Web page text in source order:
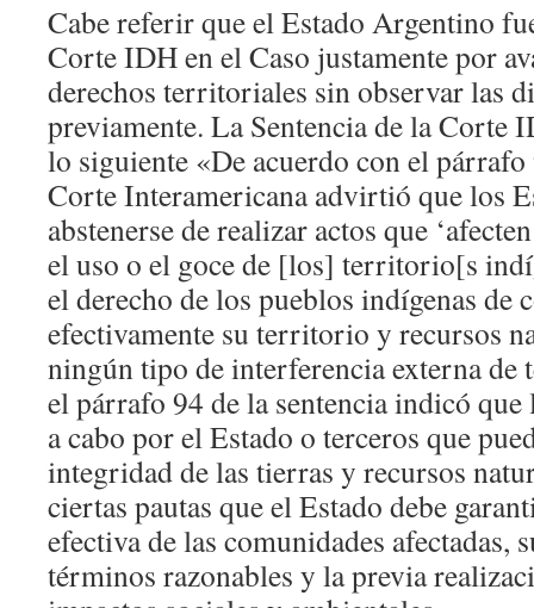
Cabe referir que el Estado Argentino
Corte IDH en el Caso justamente por
derechos territoriales sin observar las
previamente. La Sentencia de la Corte
lo siguiente «De acuerdo con el párrafo
Corte Interamericana advirtió que los
abstenerse de realizar actos que
el uso o el goce de [los] territorio[s
el derecho de los pueblos indígenas de
efectivamente su territorio y recursos
ningún tipo de interferencia externa de
el párrafo 94 de la sentencia indicó que
a cabo por el Estado o terceros que
integridad de las tierras y recursos
ciertas pautas que el Estado debe
efectiva de las comunidades afectadas,
términos razonables y la previa